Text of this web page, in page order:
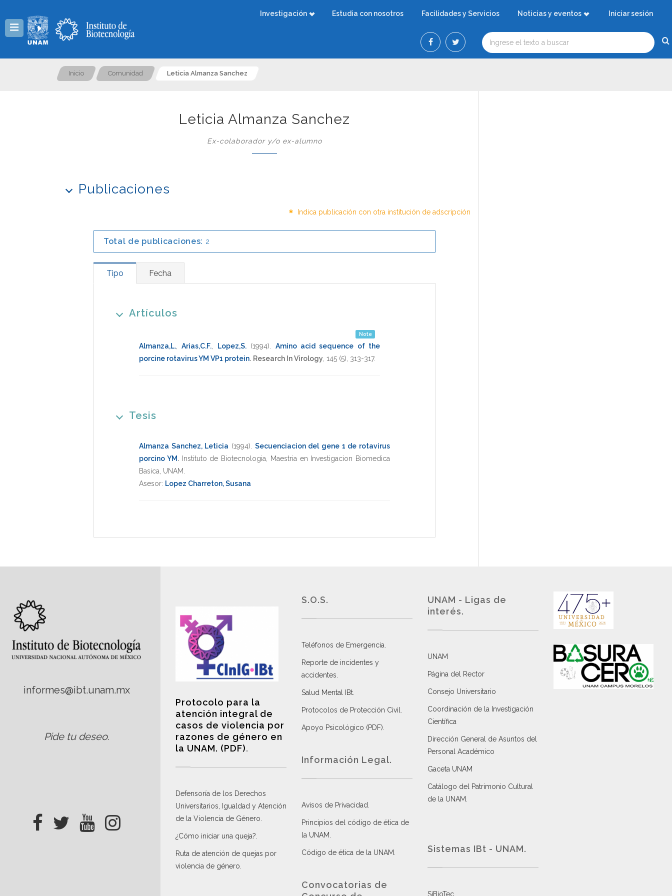
Investigación Estudia con nosotros Facilidades y Servicios Noticias y eventos Iniciar sesión
Inicio Comunidad Leticia Almanza Sanchez
Leticia Almanza Sanchez
Ex-colaborador y/o ex-alumno
Publicaciones
* Indica publicación con otra institución de adscripción
Total de publicaciones: 2
Tipo Fecha
Artículos
Note
Almanza,L. ,Arias,C.F. Lopez,S. (1994)
Amino acid sequence of the
porcine rotavirus YM VP1 protein. Research In Virology 145 (5), 313-317.
Tesis
Almanza Sanchez, Leticia (1994)
Secuenciacion del gene 1 de rotavirus
porcino YM. Instituto de Biotecnologia
Maestria en Investigacion Biomedica
Basica UNAM
Asesor: Lopez Charreton, Susana
informes@ibt.unam.mx
Pide tu deseo.
Protocolo para la
atención integral de
casos de violencia por
razones de género en
la UNAM. (PDF).
Defensoría de los Derechos
Universitarios, Igualdad y Atención
de la Violencia de Género
¿Cómo iniciar una queja?
Ruta de atención de quejas por
violencia de género
S.O.S.
Teléfonos de Emergencia.
Reporte de incidentes y
accidentes
Salud Mental IBt
Protocolos de Protección Civil
Apoyo Psicológico (PDF)
Información Legal.
Avisos de Privacidad
Principios del código de ética de
la UNAM
Código de ética de la UNAM
Convocatorias de
UNAM - Ligas de
interés.
UNAM
Página del Rector
Consejo Universitario
Coordinación de la Investigación
Científica
Dirección General de Asuntos del
Personal Académico
Gaceta UNAM
Catálogo del Patrimonio Cultural
de la UNAM.
Sistemas IBt - UNAM.
SiBioTec